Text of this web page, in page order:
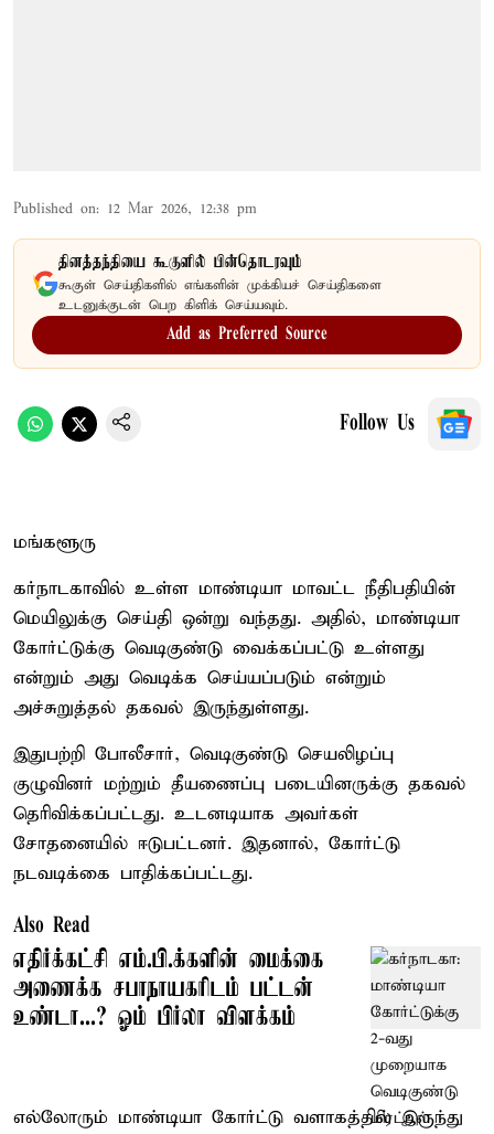
Published on: 12 Mar 2026, 12:38 pm
தினத்தந்தியை கூகுளில் பின்தொடரவும்
கூகுள் செய்திகளில் எங்களின் முக்கியச் செய்திகளை
உடனுக்குடன் பெற கிளிக் செய்யவும்.
Add as Preferred Source
Follow Us
மங்களூரு
கர்நாடகாவில் உள்ள மாண்டியா மாவட்ட நீதிபதியின்
மெயிலுக்கு செய்தி ஒன்று வந்தது. அதில், மாண்டியா
கோர்ட்டுக்கு வெடிகுண்டு வைக்கப்பட்டு உள்ளது
என்றும் அது வெடிக்க செய்யப்படும் என்றும்
அச்சுறுத்தல் தகவல் இருந்துள்ளது.
இதுபற்றி போலீசார், வெடிகுண்டு செயலிழப்பு
குழுவினர் மற்றும் தீயணைப்பு படையினருக்கு தகவல்
தெரிவிக்கப்பட்டது. உடனடியாக அவர்கள்
சோதனையில் ஈடுபட்டனர். இதனால், கோர்ட்டு
நடவடிக்கை பாதிக்கப்பட்டது.
Also Read
எதிர்க்கட்சி எம்.பி.க்களின் மைக்கை
அணைக்க சபாநாயகரிடம் பட்டன்
உண்டா...? ஓம் பிர்லா விளக்கம்
எல்லோரும் மாண்டியா கோர்ட்டு வளாகத்தில் இருந்து